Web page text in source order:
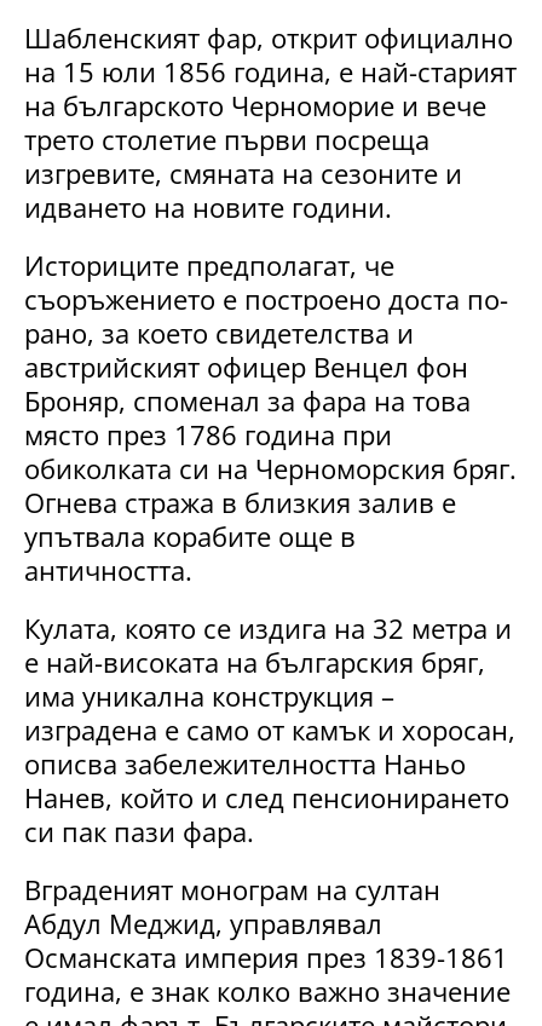
Шабленският фар, открит официално
на 15 юли 1856 година, е най-старият
на българското Черноморие и вече
трето столетие първи посреща
изгревите, смяната на сезоните и
идването на новите години.
Историците предполагат, че
съоръжението е построено доста по-
рано, за което свидетелства и
австрийският офицер Венцел фон
Броняр, споменал за фара на това
място през 1786 година при
обиколката си на Черноморския бряг.
Огнева стража в близкия залив е
упътвала корабите още в
античността.
Кулата, която се издига на 32 метра и
е най-високата на българския бряг,
има уникална конструкция –
изградена е само от камък и хоросан,
описва забележителността Наньо
Нанев, който и след пенсионирането
си пак пази фара.
Вграденият монограм на султан
Абдул Меджид, управлявал
Османската империя през 1839-1861
година, е знак колко важно значение